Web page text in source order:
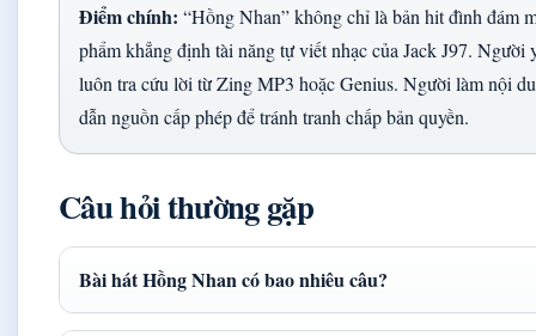
Điểm chính: “Hồng Nhan” không chỉ là bản hit đình đám
phẩm khẳng định tài năng tự viết nhạc của Jack J97. Người
luôn tra cứu lời từ Zing MP3 hoặc Genius. Người làm nội
dẫn nguồn cấp phép để tránh tranh chấp bản quyền.
Câu hỏi thường gặp
Bài hát Hồng Nhan có bao nhiêu câu?